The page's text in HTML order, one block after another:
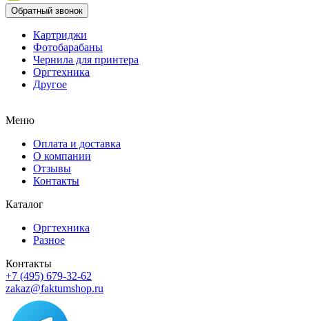
Обратный звонок
Картриджи
Фотобарабаны
Чернила для принтера
Оргтехника
Другое
Меню
Оплата и доставка
О компании
Отзывы
Контакты
Каталог
Оргтехника
Разное
Контакты
+7 (495) 679-32-62
zakaz@faktumshop.ru